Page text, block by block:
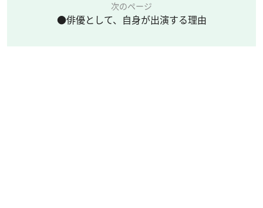
次のページ
●俳優として、自身が出演する理由